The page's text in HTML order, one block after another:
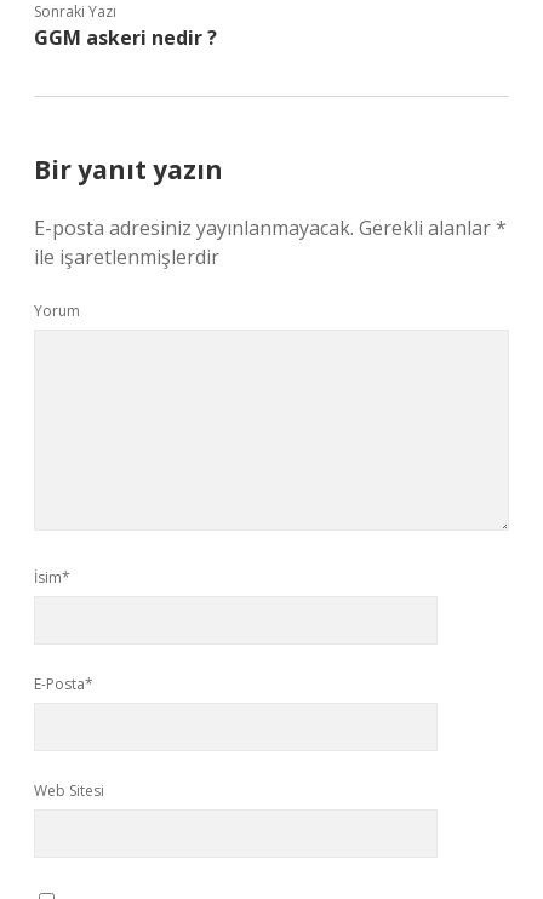
Sonraki Yazı
GGM askeri nedir ?
Bir yanıt yazın
E-posta adresiniz yayınlanmayacak. Gerekli alanlar*
ile işaretlenmişlerdir
Yorum
İsim*
E-Posta*
Web Sitesi